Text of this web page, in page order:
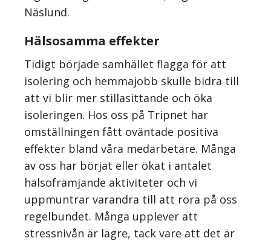
Näslund.
Hälsosamma effekter
Tidigt började samhället flagga för att
isolering och hemmajobb skulle bidra till
att vi blir mer stillasittande och öka
isoleringen. Hos oss på Tripnet har
omställningen fått oväntade positiva
effekter bland våra medarbetare. Många
av oss har börjat eller ökat i antalet
hälsofrämjande aktiviteter och vi
uppmuntrar varandra till att röra på oss
regelbundet. Många upplever att
stressnivån är lägre, tack vare att det är